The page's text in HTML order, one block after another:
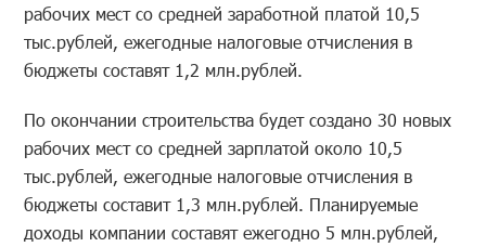
рабочих мест со средней заработной платой 10,5
тыс.рублей, ежегодные налоговые отчисления в
бюджеты составят 1,2 млн.рублей.
По окончании строительства будет создано 30 новых
рабочих мест со средней зарплатой около 10,5
тыс.рублей, ежегодные налоговые отчисления в
бюджеты составит 1,3 млн.рублей. Планируемые
доходы компании составят ежегодно 5 млн.рублей,